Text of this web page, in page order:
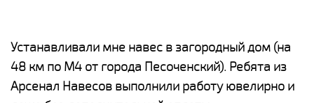
Устанавливали мне навес в загородный дом (на
48 км по М4 от города Песоченский). Ребята из
Арсенал Навесов выполнили работу ювелирно и